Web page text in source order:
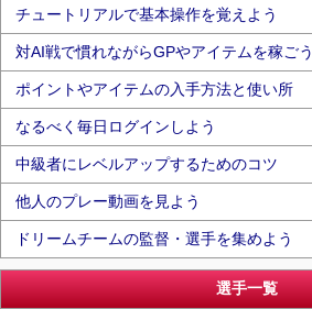
チュートリアルで基本操作を覚えよう
対AI戦で慣れながらGPやアイテムを稼ごう
ポイントやアイテムの入手方法と使い所
なるべく毎日ログインしよう
中級者にレベルアップするためのコツ
他人のプレー動画を見よう
ドリームチームの監督・選手を集めよう
選手一覧